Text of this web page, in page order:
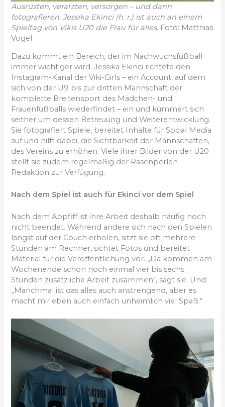
Ausrüsten, verarzten, versorgen – und dann
fotografieren. Jessika Ekinci (h. r.) ist auch an einem
Spieltag von Vikis U20 die Frau für alles. Foto: Matthias
Vogel
Dazu kommt ein Bereich, der im Nachwuchsfußball
immer wichtiger wird. Jessika Ekinci richtete den
Instagram-Kanal der Viki-Girls – ein Account, auf dem
sich von der U9 bis zur dritten Mannschaft der
komplette Breitensport des Mädchen- und
Frauenfußballs wiederfindet – ein und kümmert sich
seither um dessen Betreuung und Weiterentwicklung.
Sie fotografiert Spiele, bereitet Inhalte für Social Media
auf und hilft dabei, die Sichtbarkeit der Mannschaften,
des Vereins zu erhöhen. Viele ihrer Bilder von der U20
stellt sie zudem regelmäßig der Rasenperlen-
Redaktion zur Verfügung.
Nach dem Spiel ist auch für Ekinci vor dem Spiel
Nach dem Abpfiff ist ihre Arbeit deshalb häufig noch
nicht beendet. Während andere sich nach den Spielen
längst auf der Couch erholen, sitzt sie oft mehrere
Stunden am Rechner, sichtet Fotos und bereitet
Material für die Veröffentlichung vor. „Da kommen am
Wochenende schon noch einmal vier bis sechs
Stunden zusätzliche Arbeit zusammen“, sagt sie. Und:
„Manchmal ist das alles auch anstrengend, aber es
macht mir eben auch einfach unheimlich viel Spaß.“